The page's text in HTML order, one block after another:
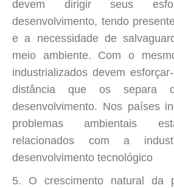
devem dirigir seus
desenvolvimento, tendo
e a necessidade de
meio ambiente. Com o
industrializados devem
distância que os separa
desenvolvimento. Nos países
problemas ambientais
relacionados com a
desenvolvimento tecnológico
5. O crescimento natural da